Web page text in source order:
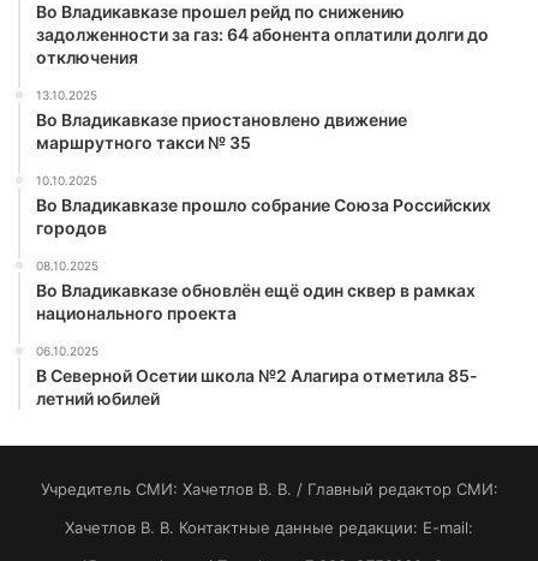
Во Владикавказе прошел рейд по снижению
задолженности за газ: 64 абонента оплатили долги до
отключения
13.10.2025
Во Владикавказе приостановлено движение
маршрутного такси № 35
10.10.2025
Во Владикавказе прошло собрание Союза Российских
городов
08.10.2025
Во Владикавказе обновлён ещё один сквер в рамках
национального проекта
06.10.2025
В Северной Осетии школа №2 Алагира отметила 85-
летний юбилей
Учредитель СМИ: Хaчeтлoв B. B. / Главный редактор СМИ:
Хaчeтлoв B. B. Контактные данные редакции: E-mail: